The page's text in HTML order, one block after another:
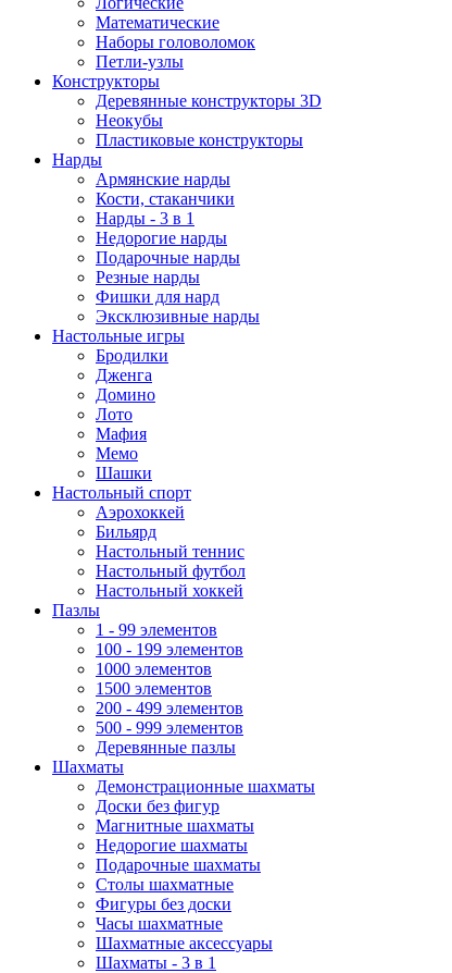
Математические
Наборы головоломок
Петли-узлы
Конструкторы
Деревянные конструкторы 3D
Неокубы
Пластиковые конструкторы
Нарды
Армянские нарды
Кости, стаканчики
Нарды - 3 в 1
Недорогие нарды
Подарочные нарды
Резные нарды
Фишки для нард
Эксклюзивные нарды
Настольные игры
Бродилки
Дженга
Домино
Лото
Мафия
Мемо
Шашки
Настольный спорт
Аэрохоккей
Бильярд
Настольный теннис
Настольный футбол
Настольный хоккей
Пазлы
1 - 99 элементов
100 - 199 элементов
1000 элементов
1500 элементов
200 - 499 элементов
500 - 999 элементов
Деревянные пазлы
Шахматы
Демонстрационные шахматы
Доски без фигур
Магнитные шахматы
Недорогие шахматы
Подарочные шахматы
Столы шахматные
Фигуры без доски
Часы шахматные
Шахматные аксессуары
Шахматы - 3 в 1